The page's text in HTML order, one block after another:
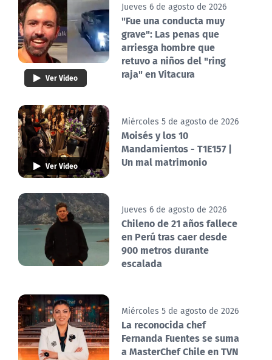
Ver Video
Jueves 6 de agosto de 2026
"Fue una conducta muy
grave": Las penas que
arriesga hombre que
retuvo a niños del "ring
raja" en Vitacura
Ver Video
Miércoles 5 de agosto de 2026
Moisés y los 10
Mandamientos - T1E157 |
Un mal matrimonio
Jueves 6 de agosto de 2026
Chileno de 21 años fallece
en Perú tras caer desde
900 metros durante
escalada
Miércoles 5 de agosto de 2026
La reconocida chef
Fernanda Fuentes se suma
a MasterChef Chile en TVN